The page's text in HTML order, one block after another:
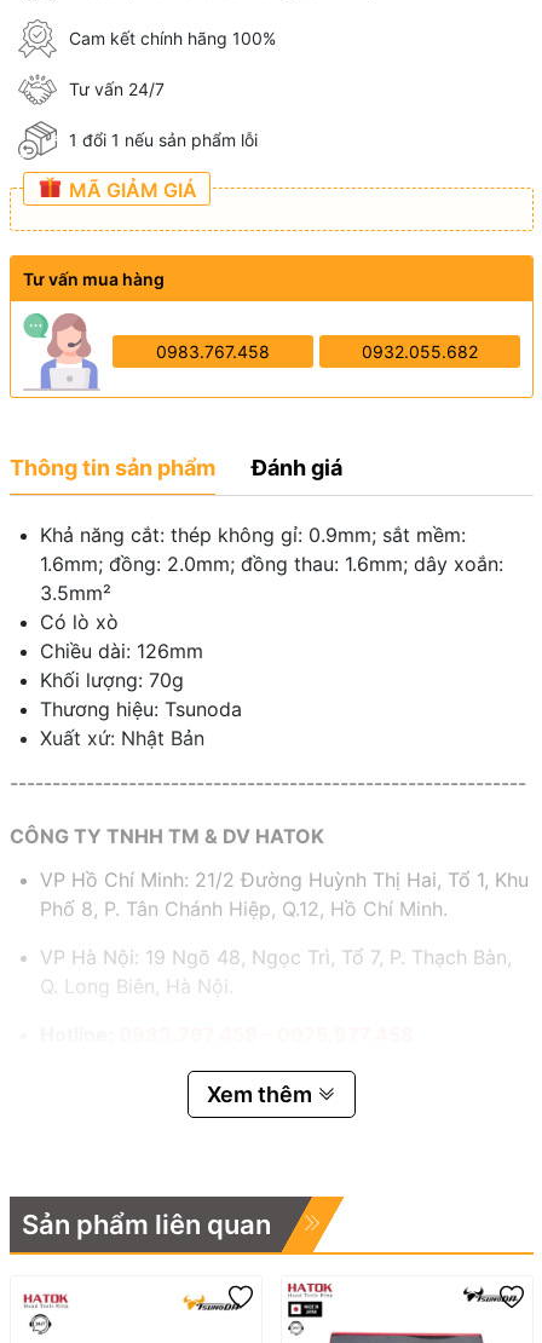
Cam kết chính hãng 100%
Tư vấn 24/7
1 đổi 1 nếu sản phẩm lỗi
MÃ GIẢM GIÁ
Tư vấn mua hàng
0983.767.458 0932.055.682
Thông tin sản phẩm Đánh giá
Khả năng cắt: thép không gỉ: 0.9mm; sắt mềm:
1.6mm; đồng: 2.0mm; đồng thau: 1.6mm; dây xoắn:
3.5mm²
Có lò xò
Chiều dài: 126mm
Khối lượng: 70g
Thương hiệu: Tsunoda
Xuất xứ: Nhật Bản
-------------------------------------------------------------
CÔNG TY TNHH TM & DV HATOK
VP Hồ Chí Minh: 21/2 Đường Huỳnh Thị Hai, Tổ 1, Khu
Phố 8, P. Tân Chánh Hiệp, Q.12, Hồ Chí Minh.
VP Hà Nội: 19 Ngõ 48, Ngọc Trì, Tổ 7, P. Thạch Bàn,
Q. Long Biên, Hà Nội.
hatok2012@gmail.com – sales@hatok.vn
Xem thêm
Sản phẩm liên quan